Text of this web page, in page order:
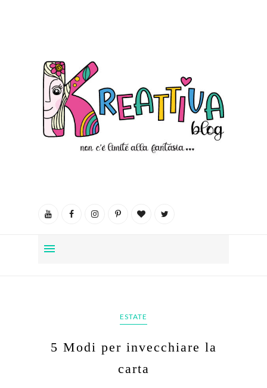
ESTATE
5 Modi per invecchiare la
carta